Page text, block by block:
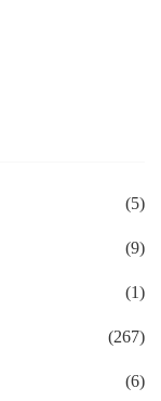
(5)
(9)
(1)
(267)
(6)